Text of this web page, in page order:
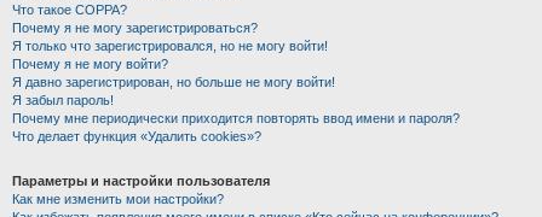
Что такое COPPA?
Почему я не могу зарегистрироваться?
Я только что зарегистрировался, но не могу войти!
Почему я не могу войти?
Я давно зарегистрирован, но больше не могу войти!
Я забыл пароль!
Почему мне периодически приходится повторять ввод имени и пароля?
Что делает функция «Удалить cookies»?
Параметры и настройки пользователя
Как мне изменить мои настройки?